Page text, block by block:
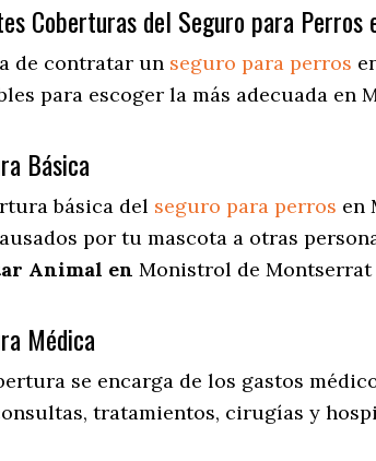
Coberturas del Seguro para Perros
de contratar un seguro para perros
para escoger la más adecuada en
Básica
básica del seguro para perros en
por tu mascota a otras
Animal en Monistrol de Montserrat
Médica
se encarga de los gastos
tratamientos, cirugías y